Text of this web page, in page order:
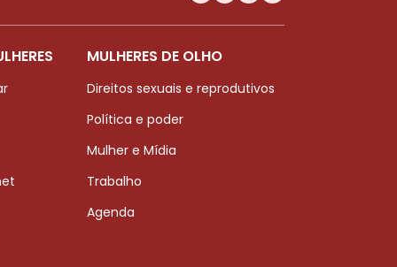
MULHERES DE OLHO
Direitos sexuais e reprodutivos
Política e poder
Mulher e Mídia
Trabalho
Agenda